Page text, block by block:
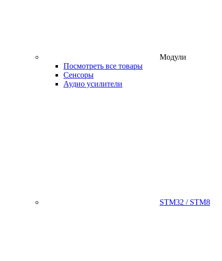
Модули
Посмотреть все товары
Сенсоры
Аудио усилители
STM32 / STM8